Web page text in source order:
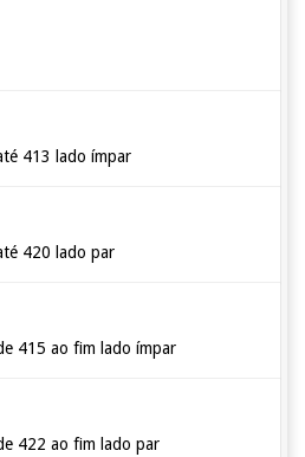
413 lado ímpar
420 lado par
415 ao fim lado ímpar
422 ao fim lado par